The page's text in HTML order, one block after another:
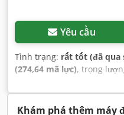
Yêu cầu
Tình trạng: rất tốt (đã qua
(274,64 mã lực), trọng
,
động:9.139 h, Thiết bị:
Khám phá thêm máy